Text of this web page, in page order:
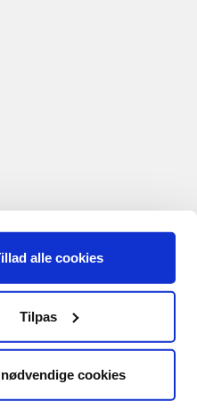
alle cookies
Tilpas
cookies